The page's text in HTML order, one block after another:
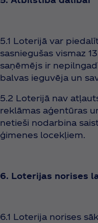
5.1 Loterijā var
sasniegušas vismaz
saņēmējs ir
balvas ieguvēja un
5.2 Loterijā nav
reklāmas aģentūras
netieši nodarbina
ģimenes locekļiem.
6. Loterijas norises
6.1 Loterija norises